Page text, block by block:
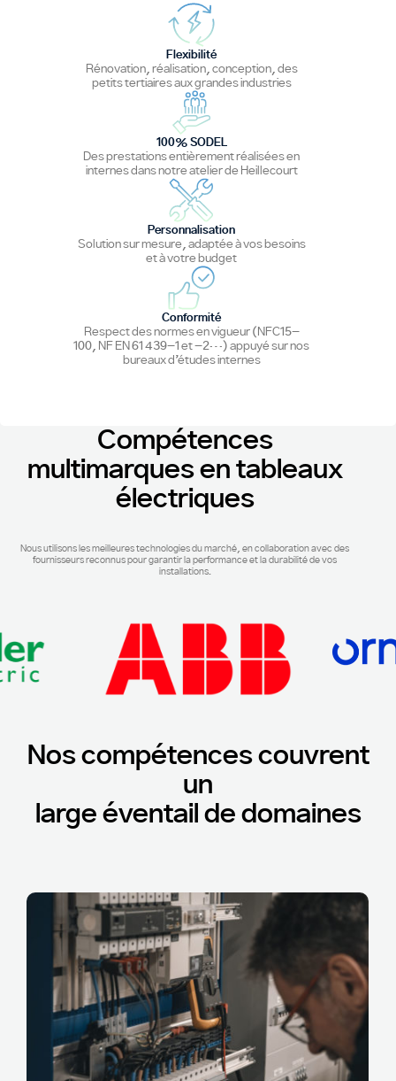
Flexibilité
Rénovation, réalisation, conception, des
petits tertiaires aux grandes industries
100% SODEL
Des prestations entièrement réalisées en
internes dans notre atelier de Heillecourt
Personnalisation
Solution sur mesure, adaptée à vos besoins
et à votre budget
Conformité
Respect des normes en vigueur (NFC15-
100, NF EN 61 439-1 et -2…) appuyé sur nos
bureaux d’études internes
Compétences
multimarques en tableaux
électriques
Nous utilisons les meilleures technologies du marché, en collaboration avec des
fournisseurs reconnus pour garantir la performance et la durabilité de vos
installations.
Nos compétences couvrent
un
large éventail de domaines